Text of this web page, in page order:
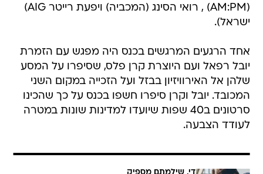
(AM:PM) , רואי הסינג (המכביה) ויפעת רייטר AIG)
ישראל).
אחד הרגעים המרגשים בכנס היה מפגש עם הזמרת
יובל רפאל ועם היוצרת קרן פלס, שסיפרו על המסע
שלהן אל האירוויזיון בבזל ועל הזכייה במקום השני
המכובד. יובל וקרן סיפרו חשפו בכנס על כך שהכינו
סרטונים ב40 שפות שיועדו למדינות שונות במטרה
לעודד הצבעה.